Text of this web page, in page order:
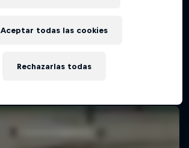
Rechazarlas todas
Aceptar todas las cookies